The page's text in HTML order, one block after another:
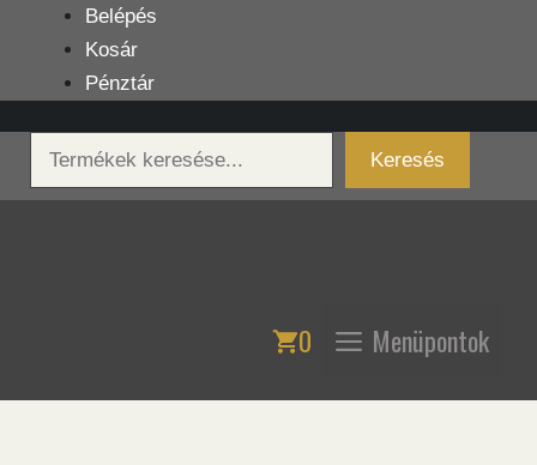
tartalomba
Belépés
Kosár
Pénztár
Keresés
Keresés
0 Menüpontok